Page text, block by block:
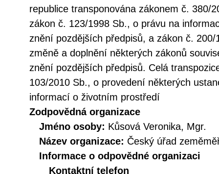
republice transponována zákonem č. 380/
zákon č. 123/1998 Sb., o právu na
znění pozdějších předpisů, a zákon č.
změně a doplnění některých zákonů
znění pozdějších předpisů. Celá
103/2010 Sb., o provedení některých
informací o životním prostředí
Zodpovědná organizace
Jméno osoby: Kůsová Veronika, Mgr.
Název organizace: Český úřad
Informace o odpovědné organizaci
Kontaktní telefon